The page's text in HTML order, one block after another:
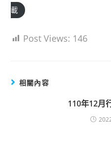
載
Post Views: 146
相關內容
110年12月